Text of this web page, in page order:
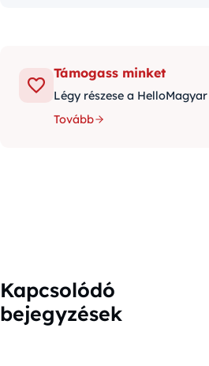
Támogass minket
Légy részese a
Tovább
Kapcsolódó
bejegyzések